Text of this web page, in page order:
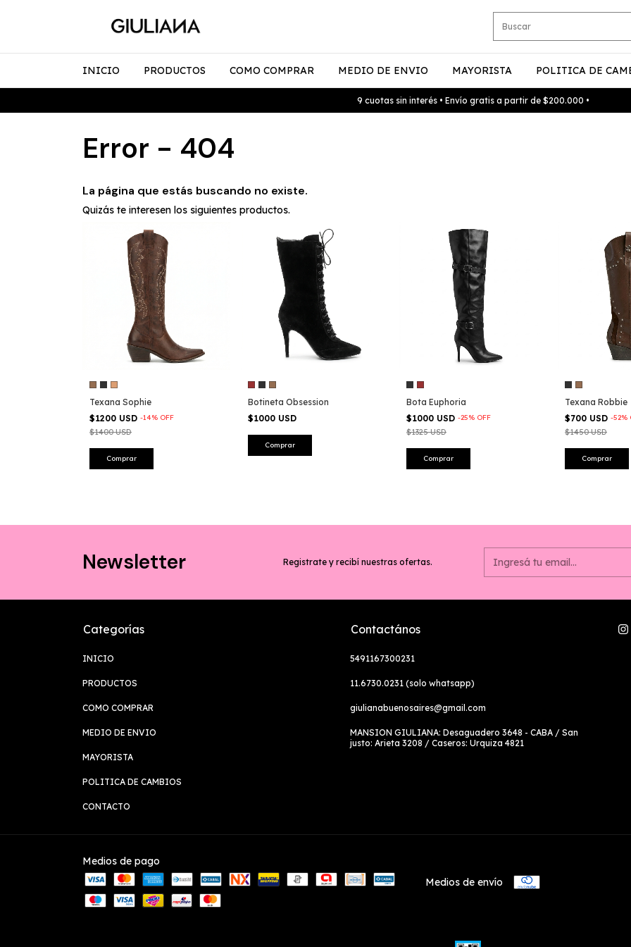
INICIO PRODUCTOS COMO COMPRAR MEDIO DE ENVIO MAYORISTA POLITICA DE
9 cuotas sin interés • Envío gratis a partir de $200.000 •
Error - 404
La página que estás buscando no existe.
Quizás te interesen los siguientes productos.
Texana Sophie
$1200 USD -14% OFF
$1400 USD
Comprar
Botineta Obsession
$1000 USD
Comprar
Bota Euphoria
$1000 USD -25% OFF
$1325 USD
Comprar
Texana Robbie
$700 USD -52%
$1450 USD
Comprar
Newsletter Registrate y recibí nuestras ofertas.
Categorías
INICIO
PRODUCTOS
COMO COMPRAR
MEDIO DE ENVIO
MAYORISTA
POLITICA DE CAMBIOS
CONTACTO
Contactános
5491167300231
11.6730.0231 (solo whatsapp)
giulianabuenosaires@gmail.com
MANSION GIULIANA: Desaguadero 3648 - CABA / San
justo: Arieta 3208 / Caseros: Urquiza 4821
Medios de pago
Medios de envío